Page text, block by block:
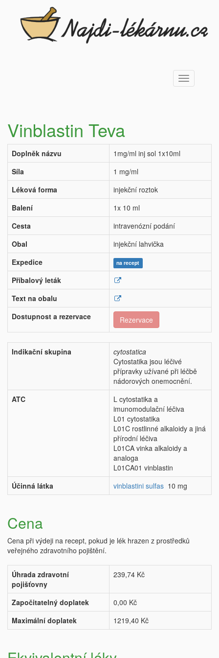
Toggle
navigation
Vinblastin Teva
Doplněk názvu
1mg/ml inj sol 1x10ml
Síla
1 mg/ml
Léková forma
injekční roztok
Balení
1x 10 ml
Cesta
intravenózní podání
Obal
injekční lahvička
Expedice
na recept
Příbalový leták
Text na obalu
Dostupnost a rezervace
Rezervace
Indikační skupina
cytostatica
Cytostatika jsou léčivé
přípravky užívané při léčbě
nádorových onemocnění.
ATC
L cytostatika a
imunomodulační léčiva
L01 cytostatika
L01C rostlinné alkaloidy a jiná
přírodní léčiva
L01CA vinka alkaloidy a
analoga
L01CA01 vinblastin
Účinná látka
vinblastini sulfas 10 mg
Cena
Cena při výdeji na recept, pokud je lék hrazen z prostředků
veřejného zdravotního pojištění.
Úhrada zdravotní
pojišťovny
239,74 Kč
Započitatelný doplatek
0,00 Kč
Maximální doplatek
1219,40 Kč